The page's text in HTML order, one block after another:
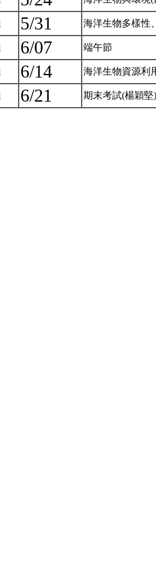
5/31 海洋生物多樣性
6/07 端午節
6/14 海洋生物資源利
6/21 期末考試(楊穎